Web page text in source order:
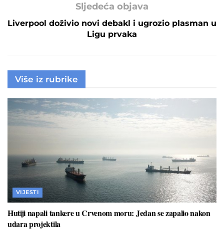
Sljedeća objava
Liverpool doživio novi debakl i ugrozio plasman u
Ligu prvaka
Više iz rubrike
VIJESTI
Hutiji napali tankere u Crvenom moru: Jedan se zapalio nakon
udara projektila